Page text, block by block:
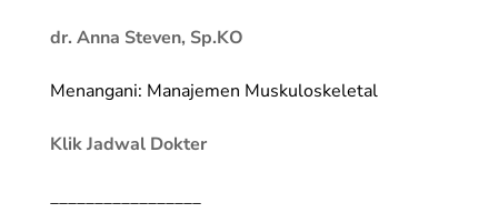
dr. Anna Steven, Sp.KO
Menangani: Manajemen Muskuloskeletal
Klik Jadwal Dokter
_________________